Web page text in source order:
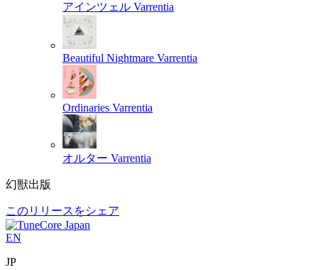
アインツェル Varrentia
Beautiful Nightmare Varrentia
Ordinaries Varrentia
オルター Varrentia
幻獣出版
このリリースをシェア
EN
JP